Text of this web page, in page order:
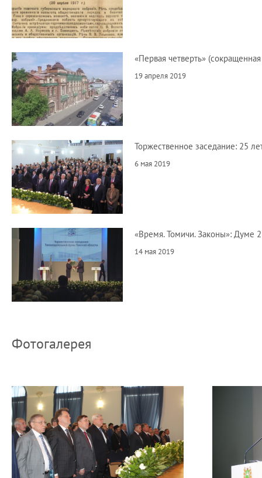
«Первая четверть»
19 апреля 2019
Торжественное заседание: 25
6 мая 2019
«Время. Томичи. Законы»: Думе
14 мая 2019
Фотогалерея